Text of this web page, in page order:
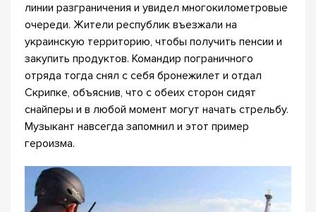
линии разграничения и увидел многокилометровые
очереди. Жители республик въезжали на
украинскую территорию, чтобы получить пенсии и
закупить продуктов. Командир пограничного
отряда тогда снял с себя бронежилет и отдал
Скрипке, объяснив, что с обеих сторон сидят
снайперы и в любой момент могут начать стрельбу.
Музыкант навсегда запомнил и этот пример
героизма.